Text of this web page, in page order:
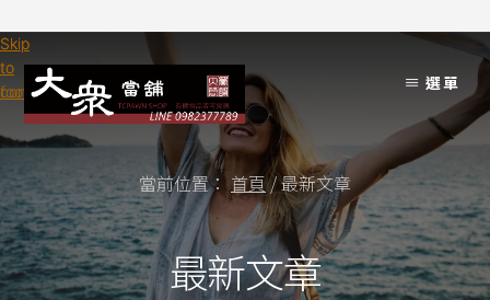
Skip
to
content
Skip
to
footer
選單
當前位置： 首頁/最新文章
最新文章